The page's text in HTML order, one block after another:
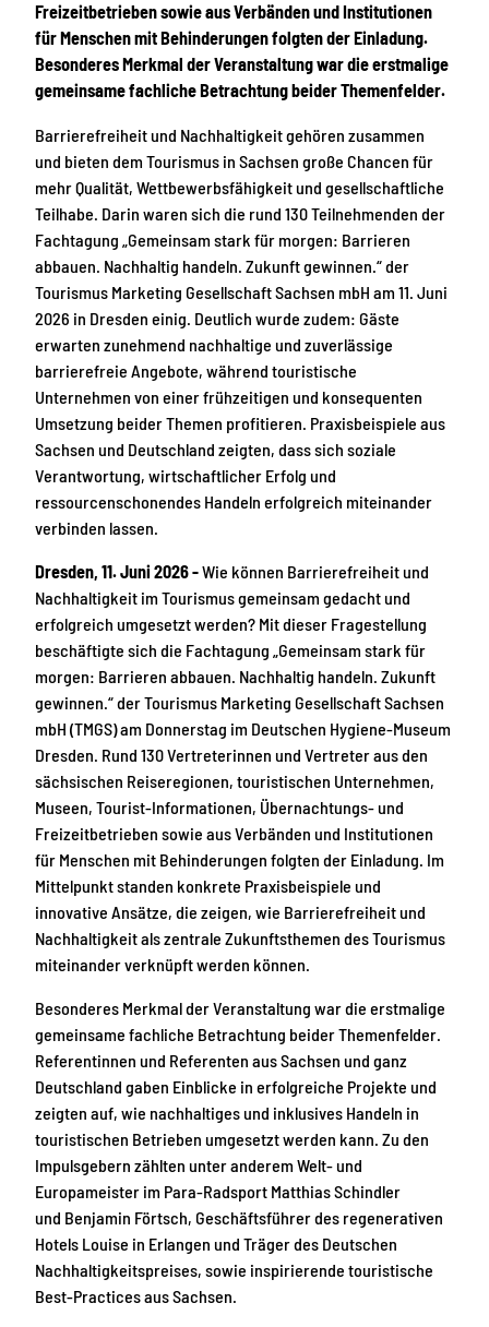
Freizeitbetrieben sowie aus Verbänden und Institutionen
für Menschen mit Behinderungen folgten der Einladung.
Besonderes Merkmal der Veranstaltung war die erstmalige
gemeinsame fachliche Betrachtung beider Themenfelder.
Barrierefreiheit und Nachhaltigkeit gehören zusammen
und bieten dem Tourismus in Sachsen große Chancen für
mehr Qualität, Wettbewerbsfähigkeit und gesellschaftliche
Teilhabe. Darin waren sich die rund 130 Teilnehmenden der
Fachtagung „Gemeinsam stark für morgen: Barrieren
abbauen. Nachhaltig handeln. Zukunft gewinnen.“ der
Tourismus Marketing Gesellschaft Sachsen mbH am 11. Juni
2026 in Dresden einig. Deutlich wurde zudem: Gäste
erwarten zunehmend nachhaltige und zuverlässige
barrierefreie Angebote, während touristische
Unternehmen von einer frühzeitigen und konsequenten
Umsetzung beider Themen profitieren. Praxisbeispiele aus
Sachsen und Deutschland zeigten, dass sich soziale
Verantwortung, wirtschaftlicher Erfolg und
ressourcenschonendes Handeln erfolgreich miteinander
verbinden lassen.
Dresden, 11. Juni 2026 -Wie können Barrierefreiheit und
Nachhaltigkeit im Tourismus gemeinsam gedacht und
erfolgreich umgesetzt werden? Mit dieser Fragestellung
beschäftigte sich die Fachtagung „Gemeinsam stark für
morgen: Barrieren abbauen. Nachhaltig handeln. Zukunft
gewinnen.“ der Tourismus Marketing Gesellschaft Sachsen
mbH (TMGS) am Donnerstag im Deutschen Hygiene-Museum
Dresden. Rund 130 Vertreterinnen und Vertreter aus den
sächsischen Reiseregionen, touristischen Unternehmen,
Museen, Tourist-Informationen, Übernachtungs- und
Freizeitbetrieben sowie aus Verbänden und Institutionen
für Menschen mit Behinderungen folgten der Einladung. Im
Mittelpunkt standen konkrete Praxisbeispiele und
innovative Ansätze, die zeigen, wie Barrierefreiheit und
Nachhaltigkeit als zentrale Zukunftsthemen des Tourismus
miteinander verknüpft werden können.
Besonderes Merkmal der Veranstaltung war die erstmalige
gemeinsame fachliche Betrachtung beider Themenfelder.
Referentinnen und Referenten aus Sachsen und ganz
Deutschland gaben Einblicke in erfolgreiche Projekte und
zeigten auf, wie nachhaltiges und inklusives Handeln in
touristischen Betrieben umgesetzt werden kann. Zu den
Impulsgebern zählten unter anderem Welt- und
Europameister im Para-Radsport Matthias Schindler
und Benjamin Förtsch, Geschäftsführer des regenerativen
Hotels Louise in Erlangen und Träger des Deutschen
Nachhaltigkeitspreises, sowie inspirierende touristische
Best-Practices aus Sachsen.